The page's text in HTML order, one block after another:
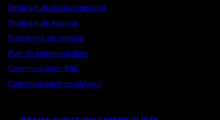
Stratégie de positionnement
Stratégie de marque
Plateforme de marque
Plan de communication
Communication RSE
Communication employeur